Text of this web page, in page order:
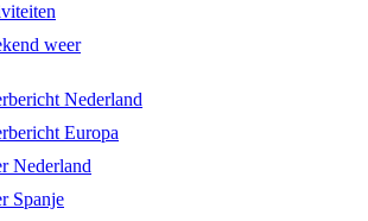
weer
Nederland
Europa
Nederland
Spanje